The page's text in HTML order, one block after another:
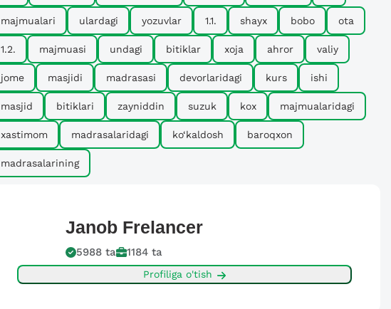
majmualari ulardagi yozuvlar 1.1. shayx bobo ota
1.2. majmuasi undagi bitiklar xoja ahror valiy
jome masjidi madrasasi devorlaridagi kurs ishi
masjid bitiklari zayniddin suzuk kox majmualaridagi
xastimom madrasalaridagi ko‘kaldosh baroqxon
madrasalarining
Janob Frelancer
5988 ta 1184 ta
Profiliga o'tish